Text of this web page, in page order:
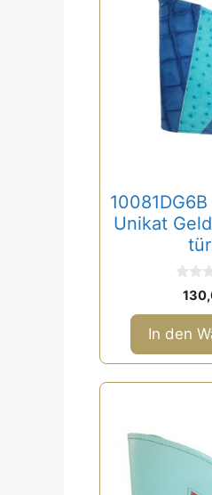
Unikat
0
o
n
5
In den